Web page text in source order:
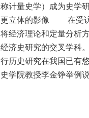
称计量史学）成为史学
更立体的影像 在受访
将经济理论和定量分析
经济史研究的交叉学
行历史研究在我国已有
史学院教授李金铮举例